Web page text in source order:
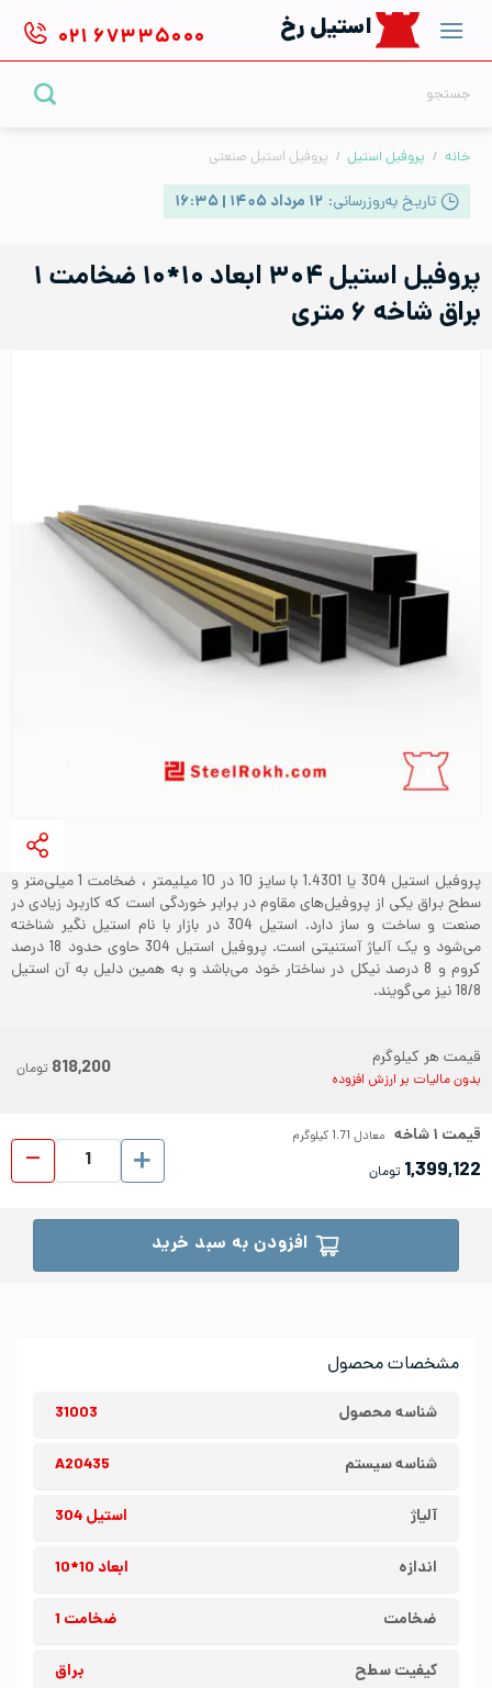
content
استیل رخ ۰۲۱ ۶۷۳۳۵۰۰۰
خانه / پروفیل استیل / پروفیل استیل صنعتی
تاریخ به‌روزرسانی: ۱۲ مرداد ۱۴۰۵ | ۱۶:۳۵
مشخصات محصول
شناسه محصول 31003
شناسه سیستم A20435
آلیاژ استیل 304
اندازه ابعاد 10*10
ضخامت ضخامت 1
کیفیت سطح براق
پروفیل استیل ۳۰۴ ابعاد ۱۰*۱۰ ضخامت ۱
براق شاخه ۶ متری
پروفیل استیل 304 یا 1.4301 با سایز 10 در 10 میلیمتر ، ضخامت 1 میلی‌متر و
سطح براق یکی از پروفیل‌های مقاوم در برابر خوردگی است که کاربرد زیادی در
صنعت و ساخت و ساز دارد. استیل 304 در بازار با نام استیل نگیر شناخته
می‌شود و یک آلیاژ آستنیتی است. پروفیل استیل 304 حاوی حدود 18 درصد
کروم و 8 درصد نیکل در ساختار خود می‌باشد و به همین دلیل به آن استیل
18/8 نیز می‌گویند.
قیمت هر کیلوگرم
بدون مالیات بر ارزش افزوده 818,200 تومان
قیمت ۱شاخه معادل 1.71 کیلوگرم
1,399,122 تومان
افزودن به سبد خرید